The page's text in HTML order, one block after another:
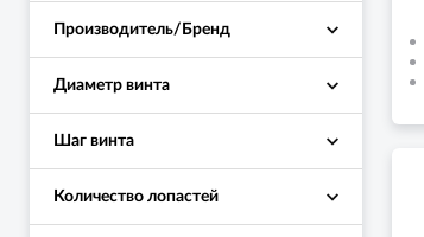
Производитель/Бренд
Диаметр винта
Шаг винта
Количество лопастей